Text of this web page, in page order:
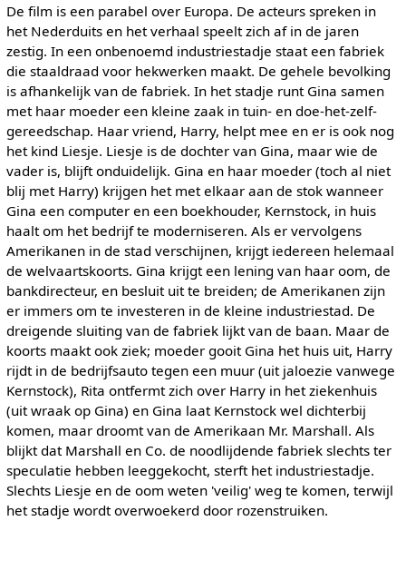
De film is een parabel over Europa. De acteurs spreken in
het Nederduits en het verhaal speelt zich af in de jaren
zestig. In een onbenoemd industriestadje staat een fabriek
die staaldraad voor hekwerken maakt. De gehele bevolking
is afhankelijk van de fabriek. In het stadje runt Gina samen
met haar moeder een kleine zaak in tuin- en doe-het-zelf-
gereedschap. Haar vriend, Harry, helpt mee en er is ook nog
het kind Liesje. Liesje is de dochter van Gina, maar wie de
vader is, blijft onduidelijk. Gina en haar moeder (toch al niet
blij met Harry) krijgen het met elkaar aan de stok wanneer
Gina een computer en een boekhouder, Kernstock, in huis
haalt om het bedrijf te moderniseren. Als er vervolgens
Amerikanen in de stad verschijnen, krijgt iedereen helemaal
de welvaartskoorts. Gina krijgt een lening van haar oom, de
bankdirecteur, en besluit uit te breiden; de Amerikanen zijn
er immers om te investeren in de kleine industriestad. De
dreigende sluiting van de fabriek lijkt van de baan. Maar de
koorts maakt ook ziek; moeder gooit Gina het huis uit, Harry
rijdt in de bedrijfsauto tegen een muur (uit jaloezie vanwege
Kernstock), Rita ontfermt zich over Harry in het ziekenhuis
(uit wraak op Gina) en Gina laat Kernstock wel dichterbij
komen, maar droomt van de Amerikaan Mr. Marshall. Als
blijkt dat Marshall en Co. de noodlijdende fabriek slechts ter
speculatie hebben leeggekocht, sterft het industriestadje.
Slechts Liesje en de oom weten 'veilig' weg te komen, terwijl
het stadje wordt overwoekerd door rozenstruiken.